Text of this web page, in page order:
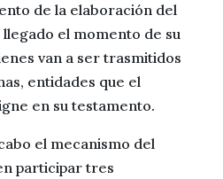
de la elaboración del
el momento de su
van a ser trasmitidos
entidades que el
en su testamento.
el mecanismo del
participar tres